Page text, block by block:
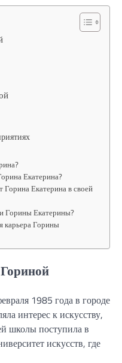
Екатерина?
Екатерина в своей
Горины Екатерины?
карьера Горины
1985 года в городе
интерес к искусству,
школы поступила в
искусств, где